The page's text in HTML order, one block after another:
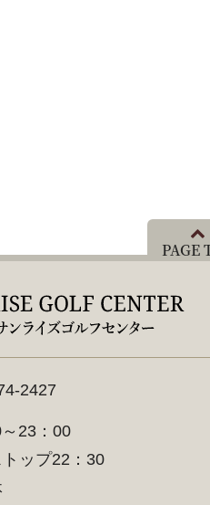
PAGE
2427
23：00
ップ22：30